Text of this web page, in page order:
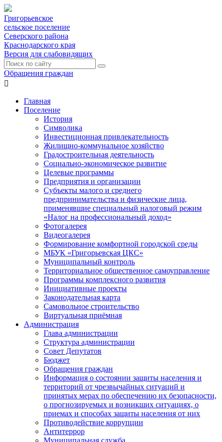
Григорьевское
сельское поселение
Северского района
Краснодарского края
Версия для слабовидящих
Обращения граждан

Главная
Поселение
История
Символика
Инвестиционная привлекательность
Жилищно-коммунальное хозяйство
Градостроительная деятельность
Социально-экономическое развитие
Целевые программы
Предприятия и организации
Субъекты малого и среднего
предпринимательства и физические лица,
применявшие специальный налоговый режим
«Налог на профессиональный доход»
Фотогалерея
Видеогалерея
Формирование комфортной городской среды
МБУК «Григорьевская ЦКС»
Муниципальный контроль
Территориальное общественное самоуправление
Программы комплексного развития
Инициативные проекты
Законодательная карта
Самовольное строительство
Виртуальная приёмная
Администрация
Глава администрации
Структура администрации
Совет Депутатов
Бюджет
Обращения граждан
Информация о состоянии защиты населения и
территорий от чрезвычайных ситуаций и
принятых мерах по обеспечению их безопасности,
о прогнозируемых и возникших ситуациях, о
приемах и способах защиты населения от них
Противодействие коррупции
Антитеррор
Муниципальная служба